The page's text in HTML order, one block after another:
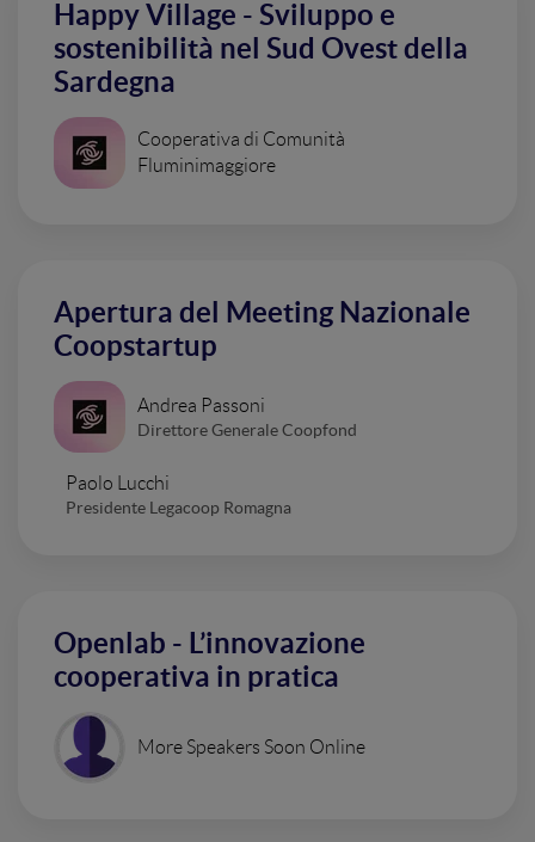
Happy Village - Sviluppo e
sostenibilità nel Sud Ovest della
Sardegna
Cooperativa di Comunità
Fluminimaggiore
Apertura del Meeting Nazionale
Coopstartup
Andrea Passoni
Direttore Generale Coopfond
Paolo Lucchi
Presidente Legacoop Romagna
Openlab - L’innovazione
cooperativa in pratica
More Speakers Soon Online